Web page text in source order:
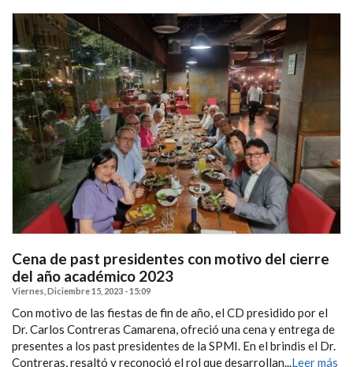
Cena de past presidentes con motivo del cierre
del año académico 2023
Viernes, Diciembre 15, 2023 - 15:09
Con motivo de las fiestas de fin de año, el CD presidido por el
Dr. Carlos Contreras Camarena, ofreció una cena y entrega de
presentes a los past presidentes de la SPMI. En el brindis el Dr.
Contreras, resaltó y reconoció el rol que desarrollan... Leer más